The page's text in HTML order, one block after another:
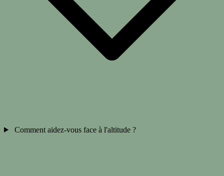
Comment aidez-vous face à l'altitude ?